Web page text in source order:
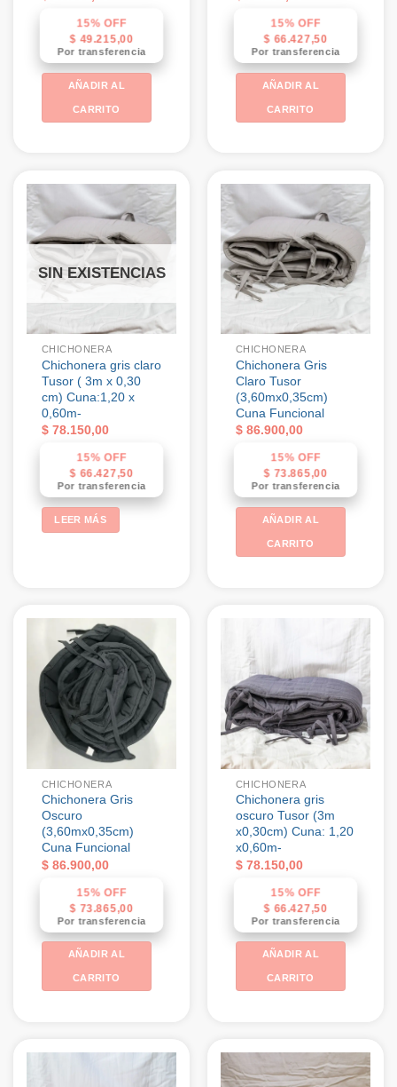
15% OFF
$ 49.215,00
Por transferencia
AÑADIR AL
CARRITO
15% OFF
$ 66.427,50
Por transferencia
AÑADIR AL
CARRITO
SIN EXISTENCIAS
CHICHONERA
Chichonera gris claro
Tusor ( 3m x 0,30
cm) Cuna:1,20 x
0,60m-
$78.150,00
15% OFF
$ 66.427,50
Por transferencia
LEER MÁS
CHICHONERA
Chichonera Gris
Claro Tusor
(3,60mx0,35cm)
Cuna Funcional
$86.900,00
15% OFF
$ 73.865,00
Por transferencia
AÑADIR AL
CARRITO
CHICHONERA
Chichonera Gris
Oscuro
(3,60mx0,35cm)
Cuna Funcional
$86.900,00
15% OFF
$ 73.865,00
Por transferencia
AÑADIR AL
CARRITO
CHICHONERA
Chichonera gris
oscuro Tusor (3m
x0,30cm) Cuna: 1,20
x0,60m-
$78.150,00
15% OFF
$ 66.427,50
Por transferencia
AÑADIR AL
CARRITO